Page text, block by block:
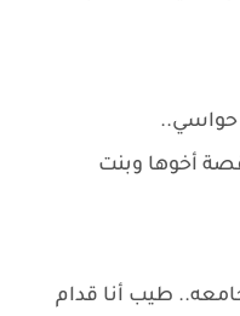
حواسي..
أخوها وبنت
طيب أنا قدام